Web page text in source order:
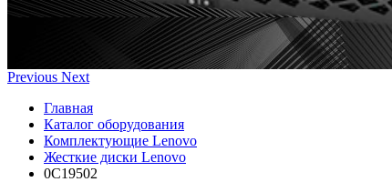
Previous Next
Главная
Каталог оборудования
Комплектующие Lenovo
Жесткие диски Lenovo
0C19502